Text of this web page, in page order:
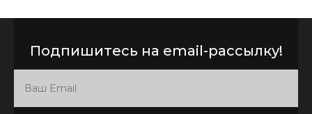
Подпишитесь на email-рассылку!